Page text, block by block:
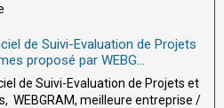
de Suivi-Evaluation de Projets
proposé par WEBG...
de Suivi-Evaluation de Projets et
WEBGRAM, meilleure entreprise /